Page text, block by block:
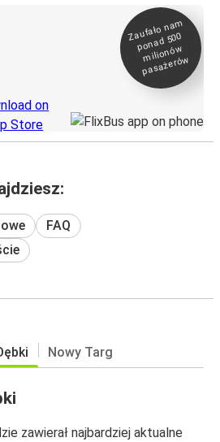
Zaufało na
m
ponad 500
milionó
w
pasażeró
w
FAQ
Nowy Targ
zawierał najbardziej aktualne